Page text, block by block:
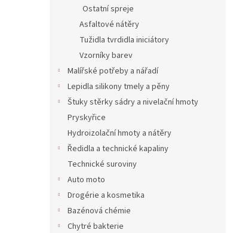
Ostatní spreje
Asfaltové nátěry
Tužidla tvrdidla iniciátory
Vzorníky barev
Malířské potřeby a nářadí
Lepidla silikony tmely a pěny
Štuky stěrky sádry a nivelační hmoty
Pryskyřice
Hydroizolační hmoty a nátěry
Ředidla a technické kapaliny
Technické suroviny
Auto moto
Drogérie a kosmetika
Bazénová chémie
Chytré bakterie